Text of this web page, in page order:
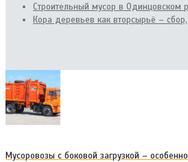
Cтроительный мусор в Одинцовском
Кора деревьев как вторсырьё –
Мусоровозы с боковой загрузкой –